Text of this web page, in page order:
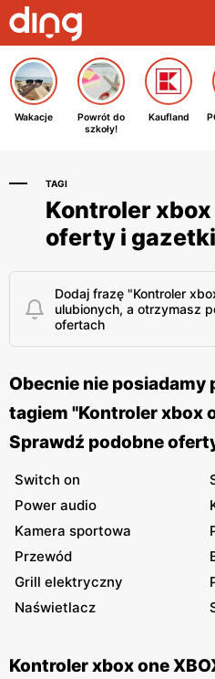
Wakacje
Powrót do
szkoły!
Kaufland
TAGI
Kontroler xbox
oferty i
Dodaj frazę "Kontroler
ulubionych, a otrzymasz
ofertach
Obecnie nie
tagiem "Kontroler xbox
Sprawdź podobne
Switch on
Power audio
Kamera sportowa
Przewód
Grill elektryczny
Naświetlacz
Kontroler xbox one